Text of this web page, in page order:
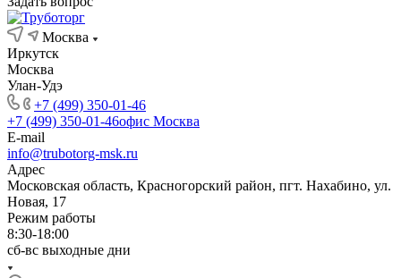
Москва
Иркутск
Москва
Улан-Удэ
+7 (499) 350-01-46
+7 (499) 350-01-46офис Москва
E-mail
info@trubotorg-msk.ru
Адрес
Московская область, Красногорский район, пгт. Нахабино, ул.
Новая, 17
Режим работы
8:30-18:00
сб-вс выходные дни